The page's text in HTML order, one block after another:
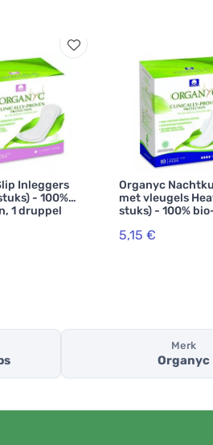
Inleggers
- 100%
1 druppel
Organyc
met vleugels
stuks) - 100%
5,15 €
Merk
Organyc